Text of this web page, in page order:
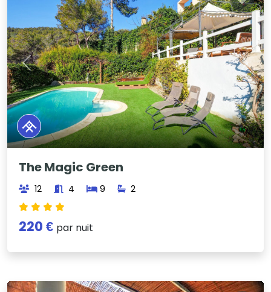
Previous Next
The Magic Green
12 4 9 2
220 € par nuit